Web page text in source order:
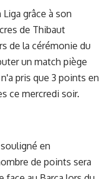
grâce à son
de Thibaut
de la cérémonie du
un match piège
pris que 3 points en
ce mercredi soir.
en
de points sera